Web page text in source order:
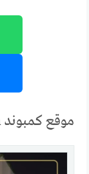
موقع كمبوند Asia حدائق أكتوبر